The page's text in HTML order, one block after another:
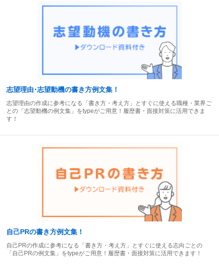
志望理由･志望動機の書き方例文集！
志望理由の作成に参考になる「書き方・考え方」とすぐに使える職種・業界ご
との「志望動機の例文集」をtypeがご用意！履歴書・面接対策に活用できま
す！
自己PRの書き方例文集！
自己PRの作成に参考になる「書き方・考え方」とすぐに使える志向ごとの
「自己PRの例文集」をtypeがご用意！履歴書・面接対策に活用できます！